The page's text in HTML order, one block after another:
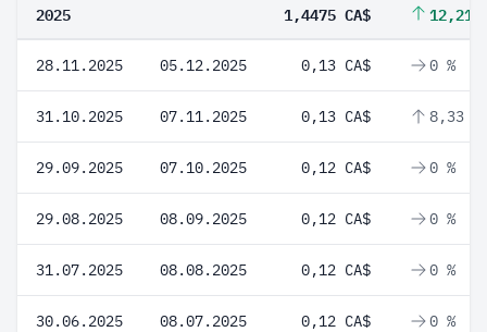
2025 1,4475 CA$ 12,21
28.11.2025 05.12.2025 0,13 CA$ 0 %
31.10.2025 07.11.2025 0,13 CA$ 8,33 %
29.09.2025 07.10.2025 0,12 CA$ 0 %
29.08.2025 08.09.2025 0,12 CA$ 0 %
31.07.2025 08.08.2025 0,12 CA$ 0 %
30.06.2025 08.07.2025 0,12 CA$ 0 %